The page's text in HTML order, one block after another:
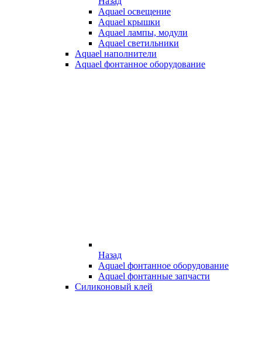
Aquael освещение
Aquael крышки
Aquael лампы, модули
Aquael светильники
Aquael наполнители
Aquael фонтанное оборудование
Назад
Aquael фонтанное оборудование
Aquael фонтанные запчасти
Силиконовый клей